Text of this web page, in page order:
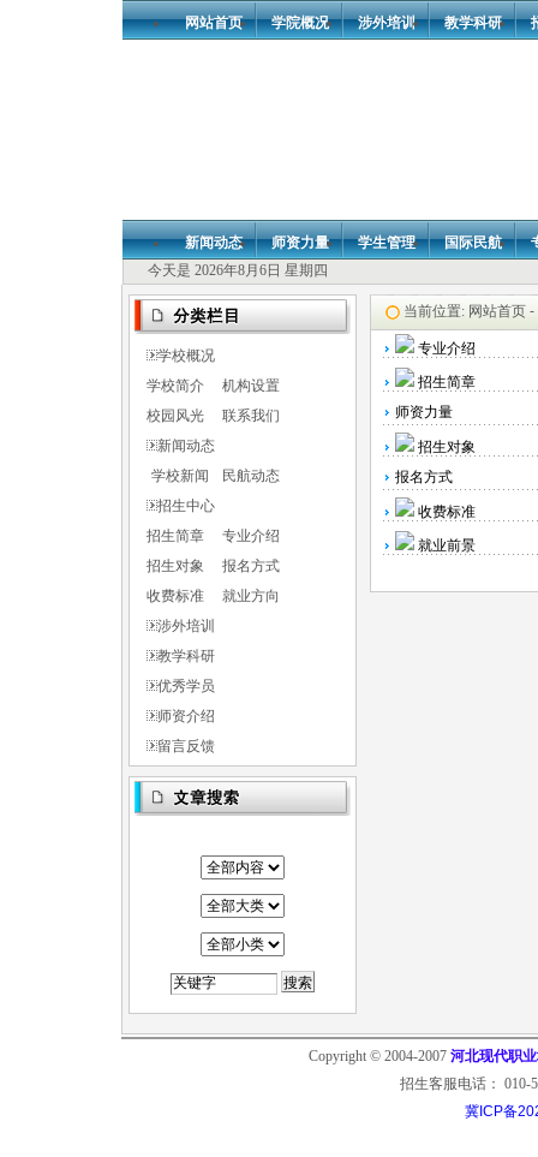
网站首页 学院概况 涉外培训 教学科研
新闻动态 师资力量 学生管理 国际民航
今天是 2026年8月6日 星期四
学校概况
学校简介
机构设置
校园风光
联系我们
新闻动态
学校新闻
民航动态
招生中心
招生简章
专业介绍
招生对象
报名方式
收费标准
就业方向
涉外培训
教学科研
优秀学员
师资介绍
留言反馈
当前位置: 网站首页 -
专业介绍
招生简章
师资力量
招生对象
报名方式
收费标准
就业前景
Copyright © 2004-2007 河北现代职
招生客服电话： 010-
冀ICP备